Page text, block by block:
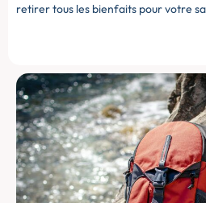
retirer tous les bienfaits pour votre